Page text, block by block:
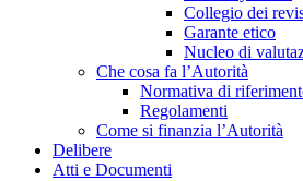
Collegio dei
Garante etico
Nucleo di
Che cosa fa l’Autorità
Normativa di
Regolamenti
Come si finanzia l’Autorità
Delibere
Atti e Documenti